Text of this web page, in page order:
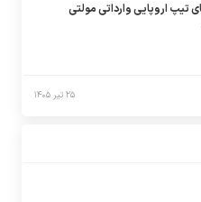
تیپ اروپایی وارداتی مولتی
۲۵ تیر ۱۴۰۵